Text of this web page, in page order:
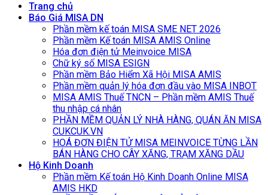
Trang chủ
Báo Giá MISA DN
Phần mềm kế toán MISA SME NET 2026
Phần mềm Kế toán MISA AMIS Online
Hóa đơn điện tử Meinvoice MISA
Chữ ký số MISA ESIGN
Phần mềm Bảo Hiểm Xã Hội MISA AMIS
Phần mềm quản lý hóa đơn đầu vào MISA INBOT
MISA AMIS Thuế TNCN – Phần mềm AMIS Thuế
thu nhập cá nhân
PHẦN MỀM QUẢN LÝ NHÀ HÀNG, QUÁN ĂN MISA
CUKCUK.VN
HOÁ ĐƠN ĐIỆN TỬ MISA MEINVOICE TỪNG LẦN
BÁN HÀNG CHO CÂY XĂNG, TRẠM XĂNG DẦU
Hộ Kinh Doanh
Phần mềm Kế toán Hộ Kinh Doanh Online MISA
AMIS HKD